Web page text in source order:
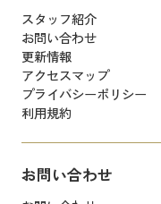
スタッフ紹介
お問い合わせ
更新情報
アクセスマップ
プライバシーポリシー
利用規約
お問い合わせ